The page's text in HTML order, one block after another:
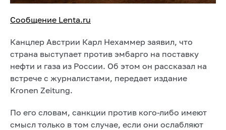
Сообщение Lenta.ru
Канцлер Австрии Карл Нехаммер заявил, что
страна выступает против эмбарго на поставку
нефти и газа из России. Об этом он рассказал на
встрече с журналистами, передает издание
Kronen Zeitung.
По его словам, санкции против кого-либо имеют
смысл только в том случае, если они ослабляют